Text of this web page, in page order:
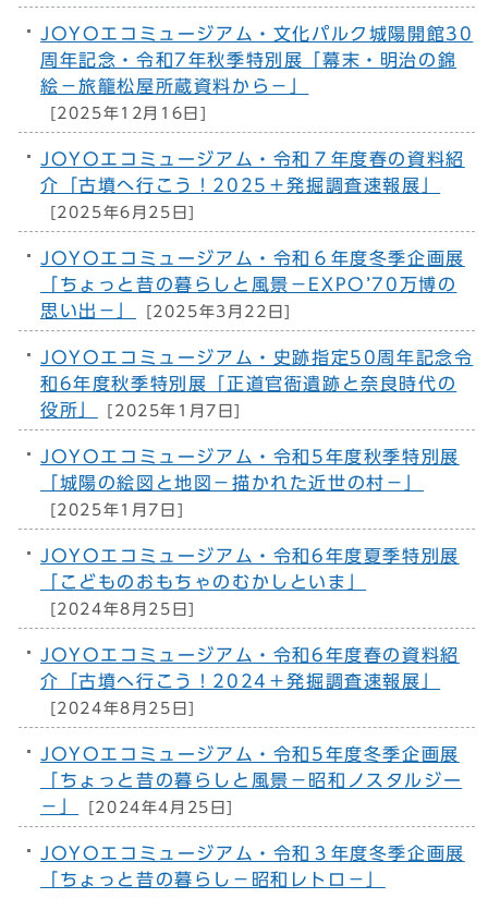
JOYOエコミュージアム・文化パルク城陽開館30
周年記念・令和7年秋季特別展「幕末・明治の錦
絵−旅籠松屋所蔵資料から−」
[2025年12月16日]
JOYOエコミュージアム・令和７年度春の資料紹
介「古墳へ行こう！2025＋発掘調査速報展」
[2025年6月25日]
JOYOエコミュージアム・令和６年度冬季企画展
「ちょっと昔の暮らしと風景－EXPO’70万博の
思い出－」
[2025年3月22日]
JOYOエコミュージアム・史跡指定50周年記念令
和6年度秋季特別展「正道官衙遺跡と奈良時代の
役所」
[2025年1月7日]
JOYOエコミュージアム・令和5年度秋季特別展
「城陽の絵図と地図－描かれた近世の村－」
[2025年1月7日]
JOYOエコミュージアム・令和6年度夏季特別展
「こどものおもちゃのむかしといま」
[2024年8月25日]
JOYOエコミュージアム・令和6年度春の資料紹
介「古墳へ行こう！2024＋発掘調査速報展」
[2024年8月25日]
JOYOエコミュージアム・令和5年度冬季企画展
「ちょっと昔の暮らしと風景−昭和ノスタルジー
−」
[2024年4月25日]
JOYOエコミュージアム・令和３年度冬季企画展
「ちょっと昔の暮らし－昭和レトロ－」